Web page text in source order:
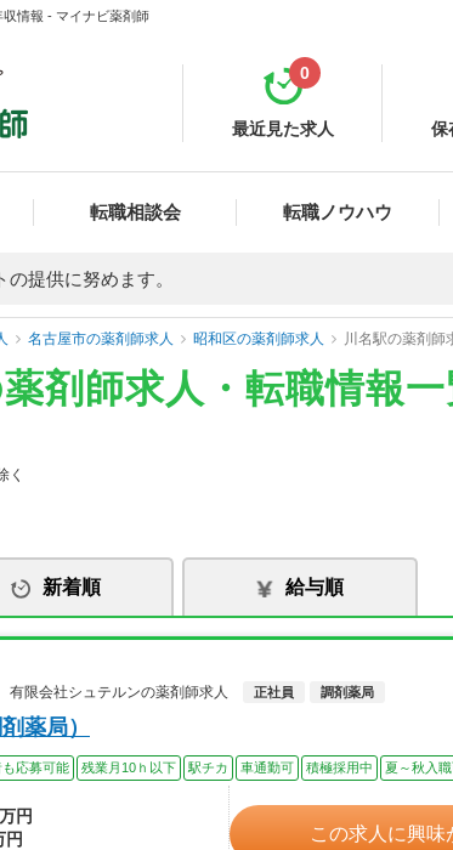
情報 - マイナビ薬剤師
最近見た求人
0
保
転職相談会 転職ノウハウ
提供に努めます。
名古屋市の薬剤師求人 昭和区の薬剤師求人 川名駅の薬剤師
剤師求人・転職情報
く
新着順 給与順
限会社シュテルンの薬剤師求人
正社員 調剤薬局
薬局）
応募可能 残業月10ｈ以下 駅チカ 車通勤可 積極採用中 夏～秋入
円
円
この求人に興味